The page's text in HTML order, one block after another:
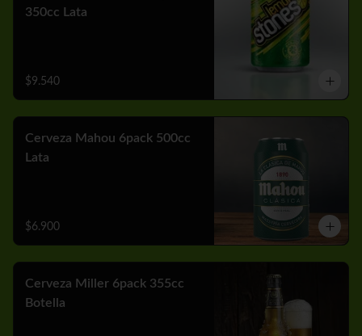
350cc Lata
$9.540
Cerveza Mahou 6pack 500cc
Lata
$6.900
Cerveza Miller 6pack 355cc
Botella